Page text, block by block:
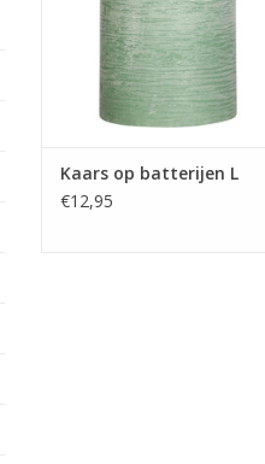
Kaars op batterijen L
€12,95